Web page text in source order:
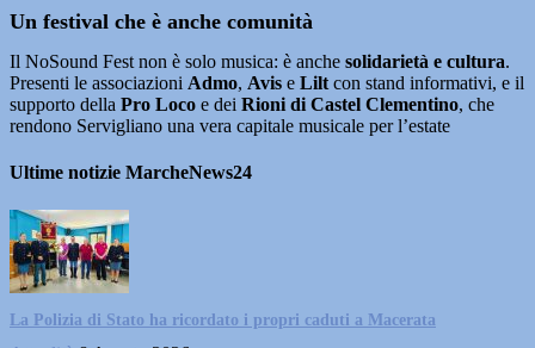
Un festival che è anche comunità
Il NoSound Fest non è solo musica: è anche solidarietà e cultura.
Presenti le associazioni Admo, Avis e Lilt con stand informativi, e il
supporto della Pro Loco e dei Rioni di Castel Clementino, che
rendono Servigliano una vera capitale musicale per l’estate
Ultime notizie MarcheNews24
La Polizia di Stato ha ricordato i propri caduti a Macerata